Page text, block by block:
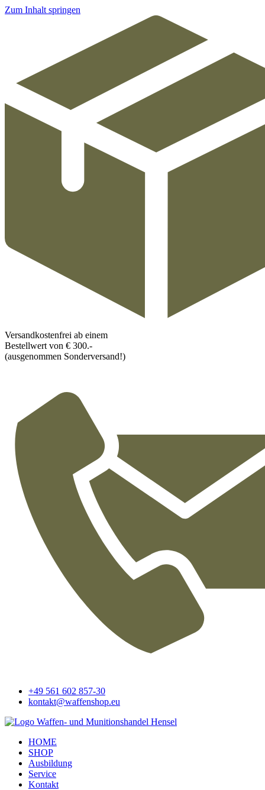
Zum Inhalt springen
Versandkostenfrei ab einem
Bestellwert von € 300.-
(ausgenommen Sonderversand!)
+49 561 602 857-30
kontakt@waffenshop.eu
HOME
SHOP
Ausbildung
Service
Kontakt